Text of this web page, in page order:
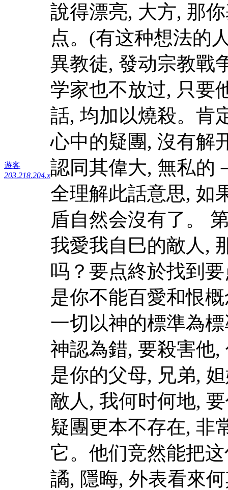
遊客
203.218.204.x
說得漂亮, 大方, 那
点。(有这种想法的
異教徒, 發动宗教戰
学家也不放过, 只要
話, 均加以燒殺。肯
心中的疑團, 沒有解
認同其偉大, 無私的
全理解此話意思, 如
盾自然会沒有了。
我愛我自巳的敵人,
吗？要点終於找到
是你不能百愛和恨
一切以神的標準為
神認為錯, 要殺害他
是你的父母, 兄弟,
敵人, 我何时何地,
疑團更本不存在, 非
它。他们竞然能把
譎, 隱晦, 外表看來